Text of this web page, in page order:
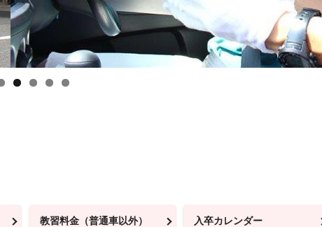
教習料金（普通車以外） 入卒カレンダー